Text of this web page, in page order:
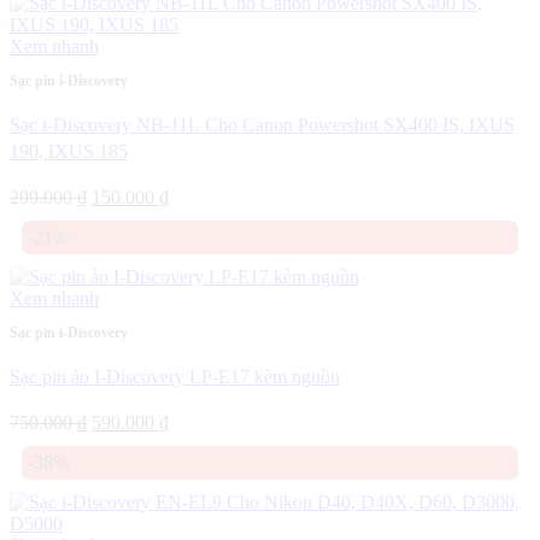
180.000 ₫.
Xem nhanh
Sạc pin i-Discovery
Sạc i-Discovery NB-11L Cho Canon Powershot SX400 IS, IXUS
190, IXUS 185
299.000₫
Giá
150.000 ₫
150.000 ₫.
Xem nhanh
Sạc pin i-Discovery
Sạc pin ảo I-Discovery LP-E17 kèm nguồn
750.000₫ Giá
590.000 ₫
590.000 ₫.